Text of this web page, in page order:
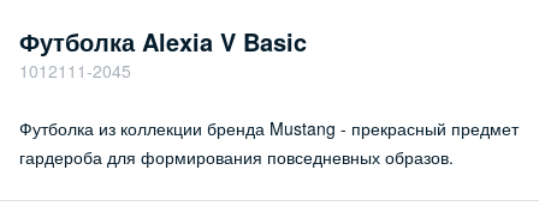
Футболка Alexia V Basic
1012111-2045
Футболка из коллекции бренда Mustang - прекрасный предмет
гардероба для формирования повседневных образов.